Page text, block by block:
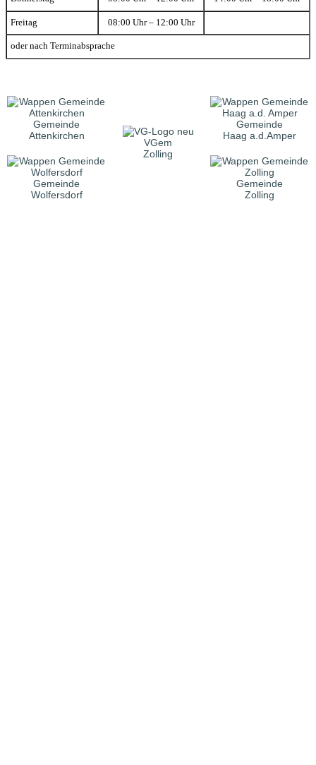
Freitag 08:00 Uhr – 12:00 Uhr
oder nach Terminabsprache
Gemeinde
Attenkirchen
VGem
Zolling
Gemeinde
Haag a.d.Amper
Gemeinde
Wolfersdorf
Gemeinde
Zolling